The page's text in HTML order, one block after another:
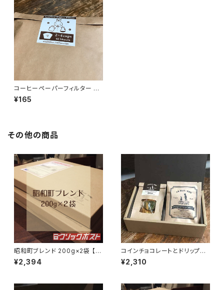
コーヒーペーパーフィルター 台
形 4cup (40枚入)
¥165
その他の商品
昭和町ブレンド 200g×2袋 【ク
リックポスト配送】
¥2,394
コインチョコレートとドリップバ
ッグのセット 【ギフトボックス】
¥2,310